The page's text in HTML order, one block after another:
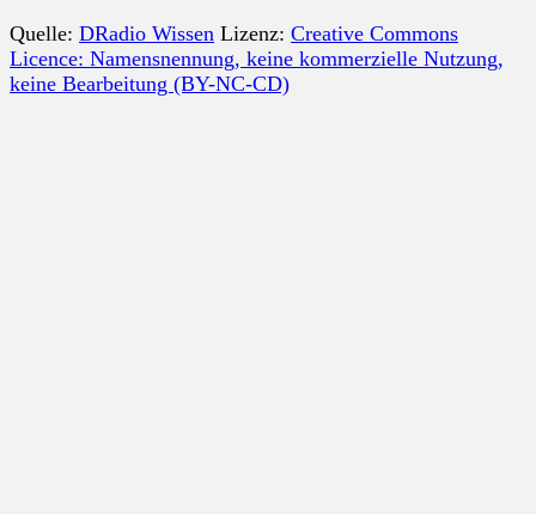
Quelle: DRadio Wissen Lizenz: Creative Commons
Licence: Namensnennung, keine kommerzielle Nutzung,
keine Bearbeitung (BY-NC-CD)